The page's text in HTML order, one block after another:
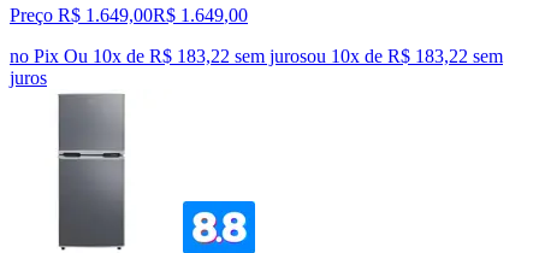
Preço R$ 1.649,00R$ 1.649,00
no Pix Ou 10x de R$ 183,22 sem jurosou 10x de R$ 183,22 sem
juros